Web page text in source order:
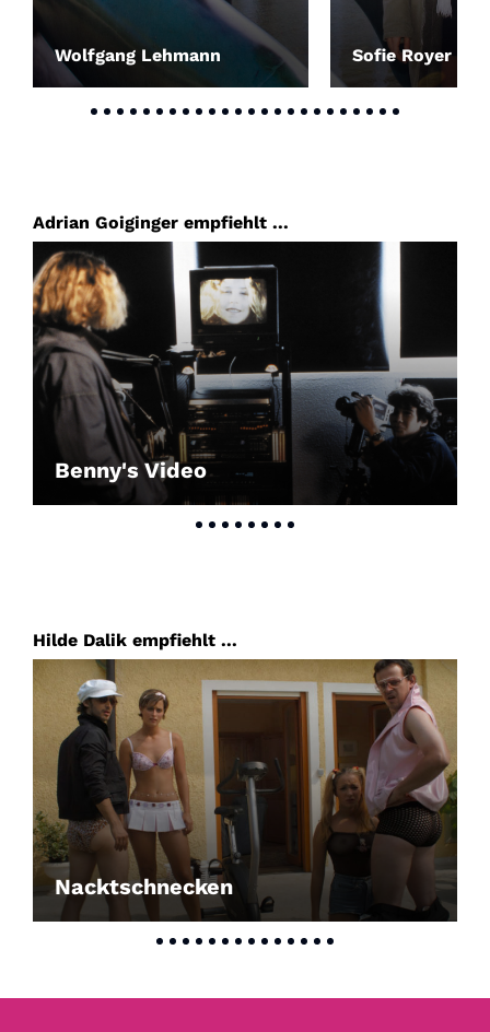
Wolfgang Lehmann Sofie Royer
Adrian Goiginger empfiehlt ...
Benny's Video
Hilde Dalik empfiehlt ...
Nacktschnecken